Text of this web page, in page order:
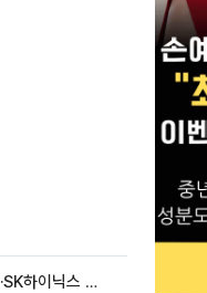
[베스트&워스트] 삼성전자·SK하이닉스 밀린 한 주…상상인증권은 85% 급등